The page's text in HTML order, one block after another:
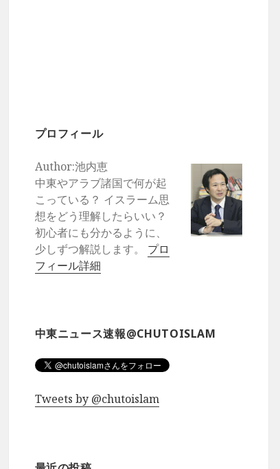
プロフィール
Author:池内恵
中東やアラブ諸国で何が起
こっている？ イスラーム思
想をどう理解したらいい？
初心者にも分かるように、
少しずつ解説します。 プロ
フィール詳細
中東ニュース速報@CHUTOISLAM
Tweets by @chutoislam